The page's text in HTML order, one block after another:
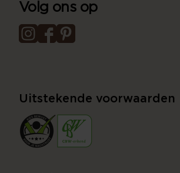
Volg ons op
Uitstekende voorwaarden